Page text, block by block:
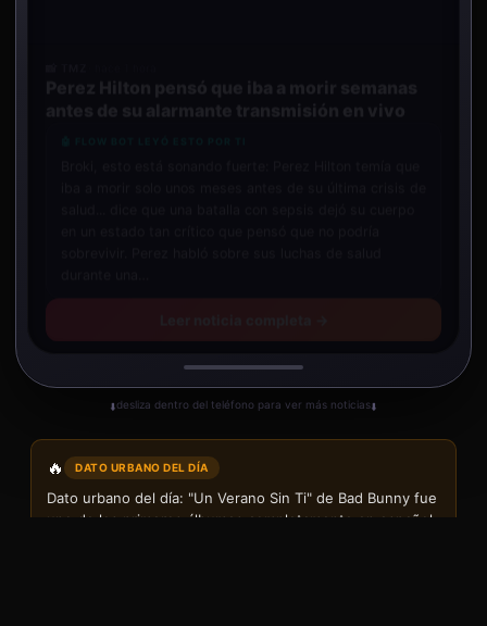
⬇️desliza dentro del teléfono para ver más noticias⬇️
🔥 DATO URBANO DEL DÍA
Dato urbano del día: "Un Verano Sin Ti" de Bad Bunny fue
uno de los primeros álbumes completamente en español